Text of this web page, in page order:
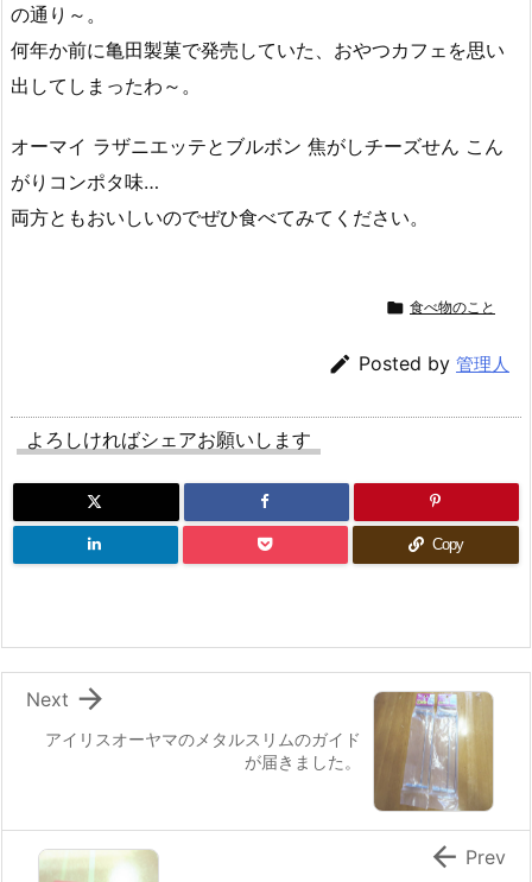
の通り～。
何年か前に亀田製菓で発売していた、おやつカフェを思い
出してしまったわ～。
オーマイ ラザニエッテとブルボン 焦がしチーズせん こん
がりコンポタ味…
両方ともおいしいのでぜひ食べてみてください。
 食べ物のこと
 Posted by 管理人
よろしければシェアお願いします
Copy
アイリスオーヤマのメタルスリムのガイド
が届きました。

Next
 Prev